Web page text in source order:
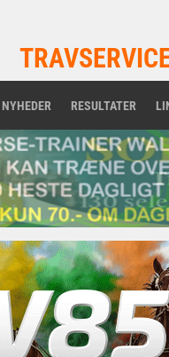
NYHEDER RESULTATER